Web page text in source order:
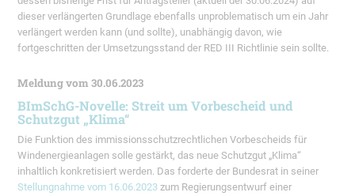
dieser verlängerten Grundlage ebenfalls unproblematisch um ein Jahr
verlängert werden kann (und sollte), unabhängig davon, wie
fortgeschritten der Umsetzungsstand der RED III Richtlinie sein sollte.
Meldung vom 30.06.2023
BImSchG-Novelle: Streit um Vorbescheid und
Schutzgut „Klima“
Die Funktion des immissionsschutzrechtlichen Vorbescheids für
Windenergieanlagen solle gestärkt, das neue Schutzgut „Klima“
inhaltlich konkretisiert werden. Das forderte der Bundesrat in seiner
Stellungnahme vom 16.06.2023 zum Regierungsentwurf einer